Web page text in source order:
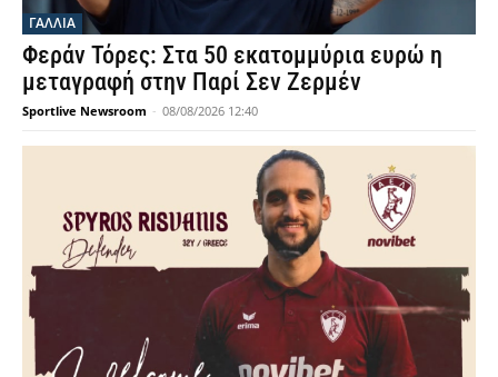
ΓΑΛΛΙΑ
Φεράν Τόρες: Στα 50 εκατομμύρια ευρώ η
μεταγραφή στην Παρί Σεν Ζερμέν
Sportlive Newsroom - 08/08/2026 12:40